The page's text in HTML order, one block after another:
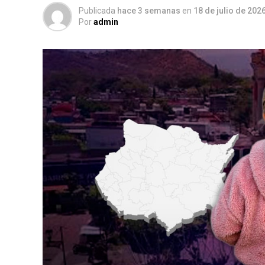
Publicada hace 3 semanas en 18 de julio de
Poradmin